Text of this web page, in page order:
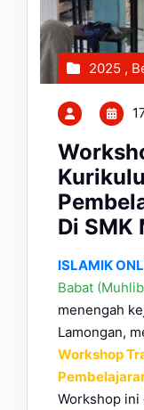
2025 ,
Di SMK
ISLAMIK
Babat
menengah
Lamongan,
Workshop
Workshop